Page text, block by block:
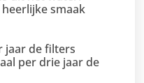
smaak
jaar de filters
per drie jaar de